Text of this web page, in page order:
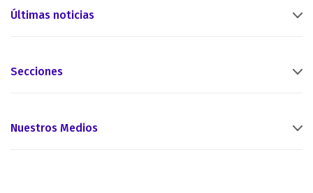
Últimas noticias
Secciones
Nuestros Medios